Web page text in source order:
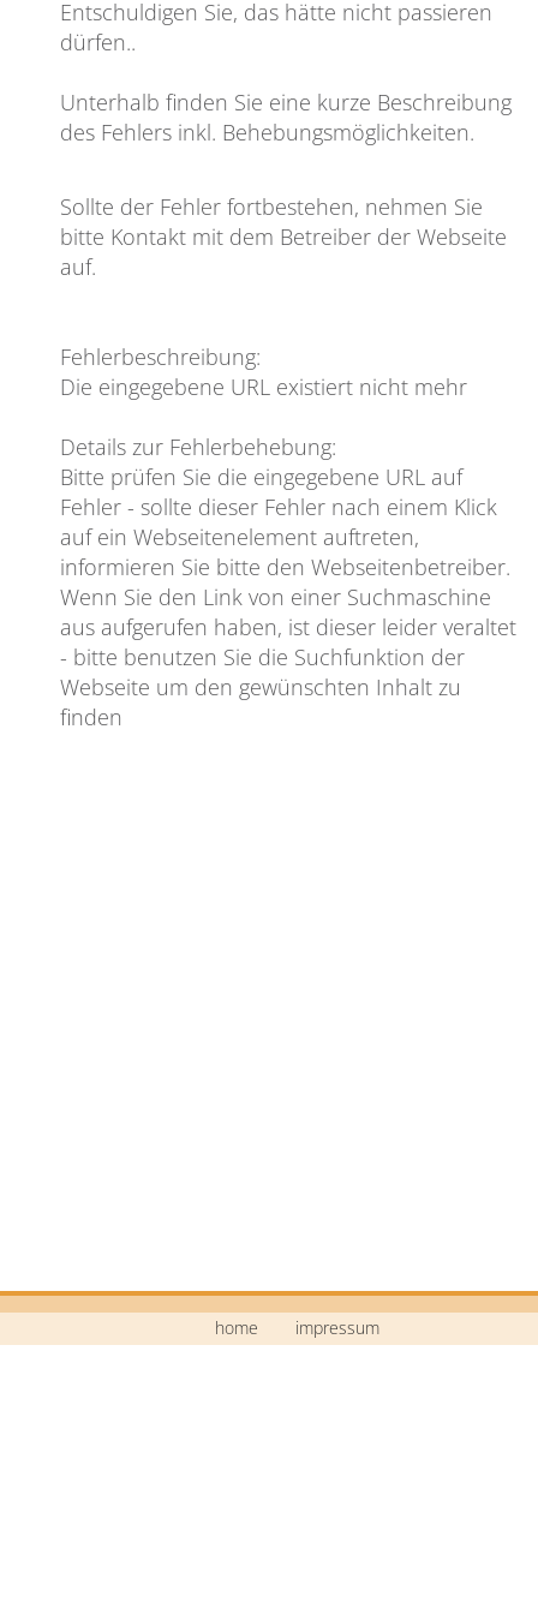
Entschuldigen Sie, das hätte nicht passieren
dürfen..
Unterhalb finden Sie eine kurze Beschreibung
des Fehlers inkl. Behebungsmöglichkeiten.
Sollte der Fehler fortbestehen, nehmen Sie
bitte Kontakt mit dem Betreiber der Webseite
auf.
Fehlerbeschreibung:
Die eingegebene URL existiert nicht mehr
Details zur Fehlerbehebung:
Bitte prüfen Sie die eingegebene URL auf
Fehler - sollte dieser Fehler nach einem Klick
auf ein Webseitenelement auftreten,
informieren Sie bitte den Webseitenbetreiber.
Wenn Sie den Link von einer Suchmaschine
aus aufgerufen haben, ist dieser leider veraltet
- bitte benutzen Sie die Suchfunktion der
Webseite um den gewünschten Inhalt zu
finden
home impressum